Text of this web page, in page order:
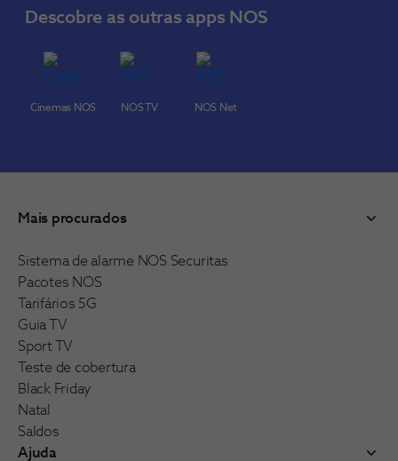
Descobre as outras apps NOS
Cinemas NOS NOS TV NOS Net
Mais procurados
Sistema de alarme NOS Securitas
Pacotes NOS
Tarifários 5G
Guia TV
Sport TV
Teste de cobertura
Black Friday
Natal
Saldos
Ajuda